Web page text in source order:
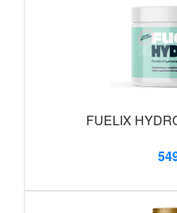
FUELIX